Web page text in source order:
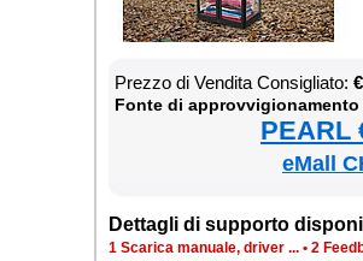
Prez­zo di Ven­di­ta Con­si­glia­to:
Fon­te di ap­prov­vi­gio­na­men­to
PEARL
eMall
Det­ta­gli di sup­por­to
1 Sca­ri­ca ma­nua­le, dri­ver ... • 2